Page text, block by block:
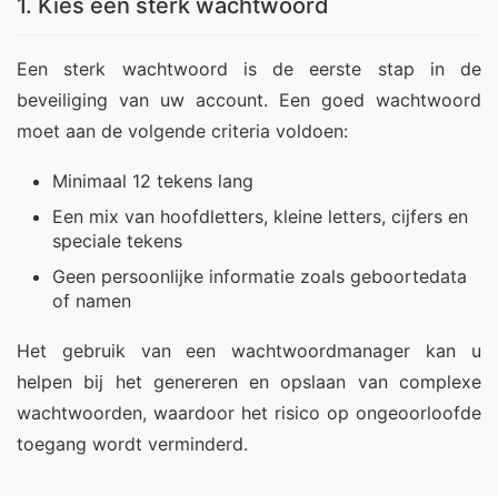
1. Kies een sterk wachtwoord
Een sterk wachtwoord is de eerste stap in de
beveiliging van uw account. Een goed wachtwoord
moet aan de volgende criteria voldoen:
Minimaal 12 tekens lang
Een mix van hoofdletters, kleine letters, cijfers en
speciale tekens
Geen persoonlijke informatie zoals geboortedata
of namen
Het gebruik van een wachtwoordmanager kan u
helpen bij het genereren en opslaan van complexe
wachtwoorden, waardoor het risico op ongeoorloofde
toegang wordt verminderd.